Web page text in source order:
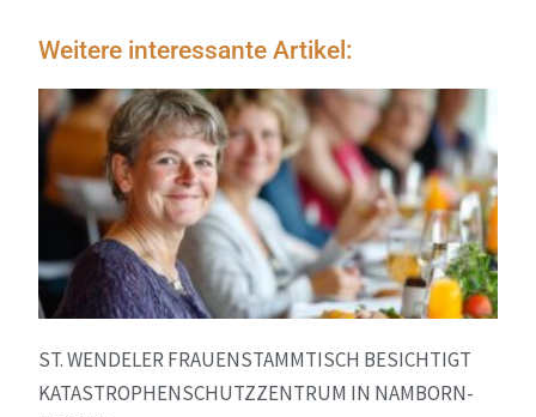
Weitere interessante Artikel:
ST. WENDELER FRAUENSTAMMTISCH BESICHTIGT
KATASTROPHENSCHUTZZENTRUM IN NAMBORN-